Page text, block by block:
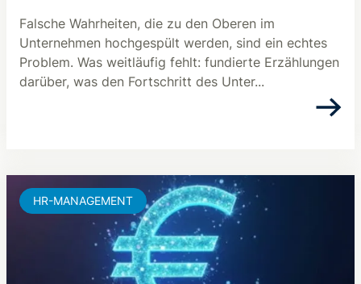
Falsche Wahrheiten, die zu den Oberen im
Unternehmen hochgespült werden, sind ein echtes
Problem. Was weitläufig fehlt: fundierte Erzählungen
darüber, was den Fortschritt des Unter...
HR-MANAGEMENT